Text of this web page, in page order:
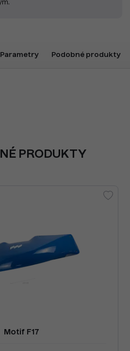
Parametry Podobné produkty
PRODUKTY
Motif F17